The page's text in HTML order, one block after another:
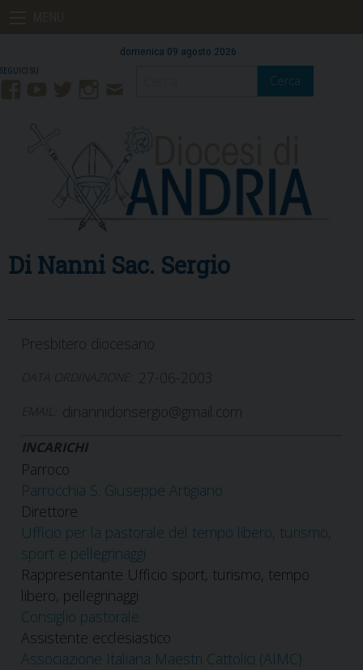
domenica 09 agosto 2026
Mail
Cerca
Di Nanni Sac. Sergio
Presbitero diocesano
DATA ORDINAZIONE: 27-06-2003
EMAIL: dinannidonsergio@gmail.com
INCARICHI
Parroco
Parrocchia S. Giuseppe Artigiano
Direttore
Ufficio per la pastorale del tempo libero, turismo,
sport e pellegrinaggi
Rappresentante Ufficio sport, turismo, tempo
libero, pellegrinaggi
Consiglio pastorale
Assistente ecclesiastico
Associazione Italiana Maestri Cattolici (AIMC)